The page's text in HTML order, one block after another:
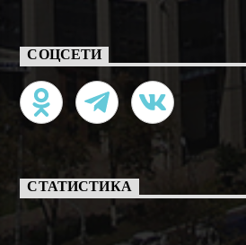
СОЦСЕТИ
СТАТИСТИКА